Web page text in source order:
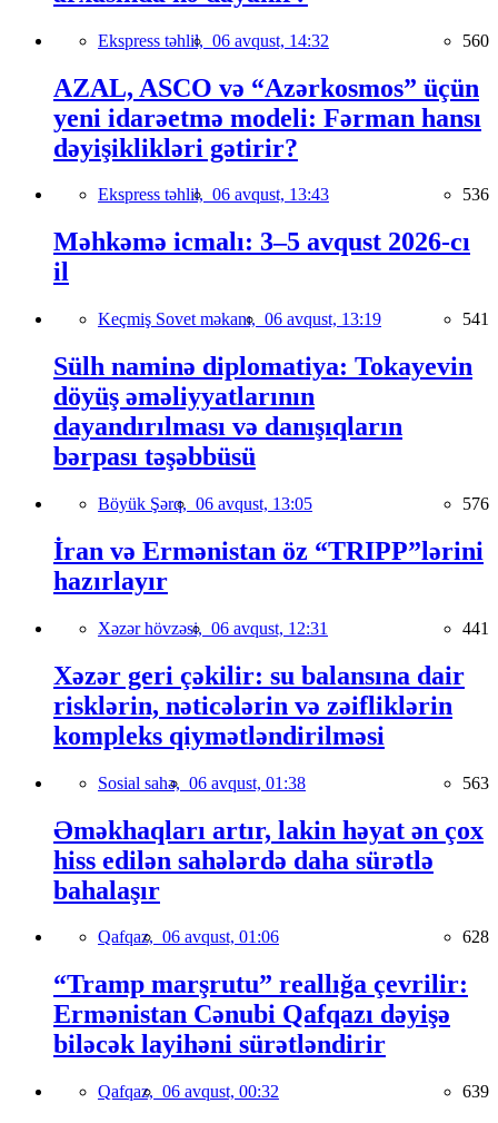
Ekspress təhlil, 06 avqust, 14:32 560
AZAL, ASCO və “Azərkosmos” üçün
yeni idarəetmə modeli: Fərman hansı
dəyişiklikləri gətirir?
Ekspress təhlil, 06 avqust, 13:43 536
Məhkəmə icmalı: 3–5 avqust 2026-cı
il
Keçmiş Sovet məkanı, 06 avqust, 13:19 541
Sülh naminə diplomatiya: Tokayevin
döyüş əməliyyatlarının
dayandırılması və danışıqların
bərpası təşəbbüsü
Böyük Şərq, 06 avqust, 13:05 576
İran və Ermənistan öz “TRIPP”lərini
hazırlayır
Xəzər hövzəsi, 06 avqust, 12:31 441
Xəzər geri çəkilir: su balansına dair
risklərin, nəticələrin və zəifliklərin
kompleks qiymətləndirilməsi
Sosial sahə, 06 avqust, 01:38 563
Əməkhaqları artır, lakin həyat ən çox
hiss edilən sahələrdə daha sürətlə
bahalaşır
Qafqaz, 06 avqust, 01:06 628
“Tramp marşrutu” reallığa çevrilir:
Ermənistan Cənubi Qafqazı dəyişə
biləcək layihəni sürətləndirir
Qafqaz, 06 avqust, 00:32 639